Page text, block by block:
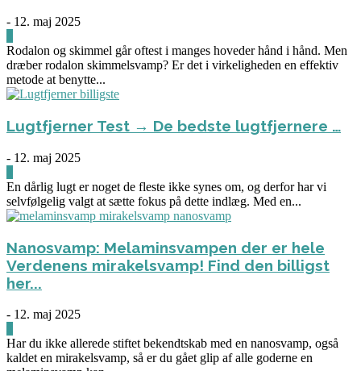
- 12. maj 2025
Rodalon og skimmel går oftest i manges hoveder hånd i hånd. Men
dræber rodalon skimmelsvamp? Er det i virkeligheden en effektiv
metode at benytte...
Lugtfjerner Test → De bedste lugtfjernere …
- 12. maj 2025
En dårlig lugt er noget de fleste ikke synes om, og derfor har vi
selvfølgelig valgt at sætte fokus på dette indlæg. Med en...
Nanosvamp: Melaminsvampen der er hele
Verdenens mirakelsvamp! Find den billigst
her...
- 12. maj 2025
Har du ikke allerede stiftet bekendtskab med en nanosvamp, også
kaldet en mirakelsvamp, så er du gået glip af alle goderne en